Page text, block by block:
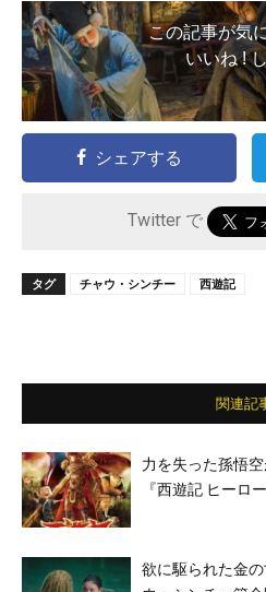
この記事が気
いいね !
シェアする
Twitter で
タグ チャウ・シンチー 西遊記
関連記
力を失った孫悟
『西遊記 ヒーロ
欲に駆られた金